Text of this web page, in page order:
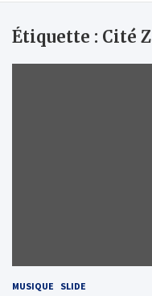
Étiquette : Cité
MUSIQUE SLIDE